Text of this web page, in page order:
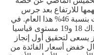
للارتفاع بعد جرس
الإغلاق، وقد إنخفضت أسهم يونايتد هيلث بنسبة 46% هذا العام. في
حين سجل مؤشرا إس آند بي 500 وناسداك 18 و19 مستوى قياسيا
يسعى لتحقيق أول إنجاز
آمال خفض أسعار الفائدة من